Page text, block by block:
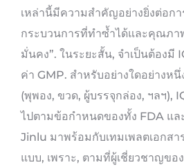
เหล่านี้มีความสำคัญอย่างยิ่งต่อก
กระบวนการที่ทำซ้ำได้และคุณภ
มั่นคง”. ในระยะสั้น, จำเป็นต้องมี
ค่า GMP. สำหรับอย่างใดอย่างหนึ่
(พุพอง, ขวด, ผู้บรรจุกล่อง, ฯลฯ),
ไปตามข้อกำหนดของทั้ง FDA แล
Jinlu มาพร้อมกับเทมเพลตเอกส
แบบ, เพราะ, ตามที่ผู้เชี่ยวชาญของ